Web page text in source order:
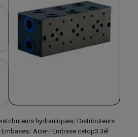
hydrauliques Distributeurs
Embases Acier Embase cetop3 3él